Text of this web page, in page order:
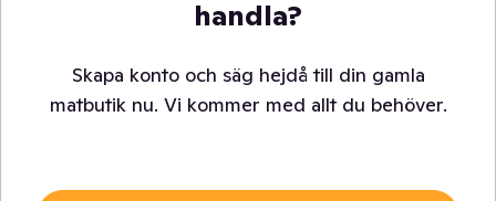
handla?
Skapa konto och säg hejdå till din gamla
matbutik nu. Vi kommer med allt du behöver.